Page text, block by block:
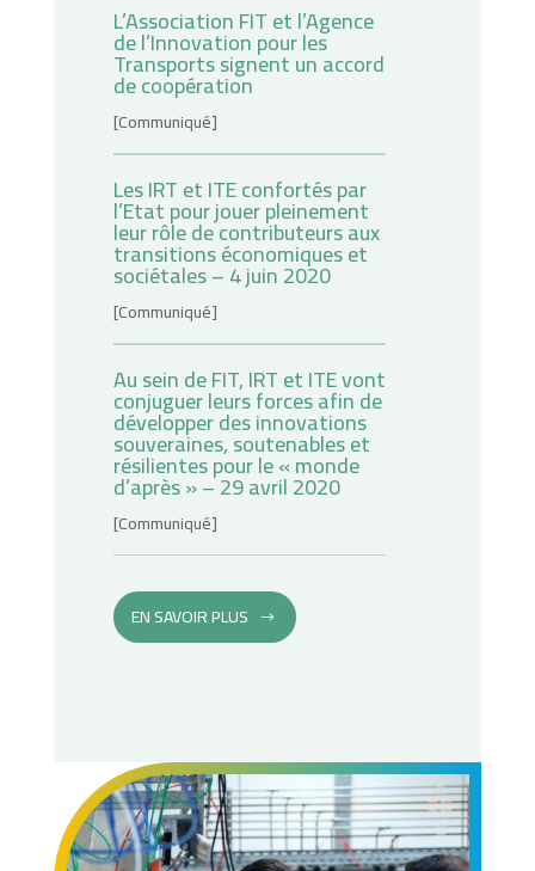
L’Association FIT et l’Agence
de l’Innovation pour les
Transports signent un accord
de coopération
[Communiqué]
Les IRT et ITE confortés par
l’Etat pour jouer pleinement
leur rôle de contributeurs aux
transitions économiques et
sociétales – 4 juin 2020
[Communiqué]
Au sein de FIT, IRT et ITE vont
conjuguer leurs forces afin de
développer des innovations
souveraines, soutenables et
résilientes pour le « monde
d’après » – 29 avril 2020
[Communiqué]
EN SAVOIR PLUS